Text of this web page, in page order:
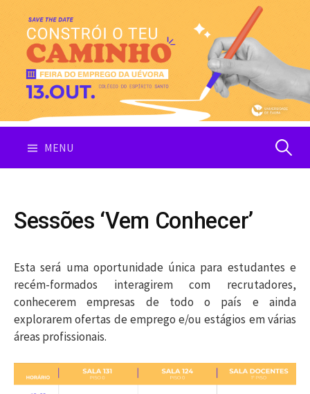
content
MENU
Sessões ‘Vem Conhecer’
Esta será uma oportunidade única para estudantes e
recém-formados interagirem com recrutadores,
conhecerem empresas de todo o país e ainda
explorarem ofertas de emprego e/ou estágios em várias
áreas profissionais.